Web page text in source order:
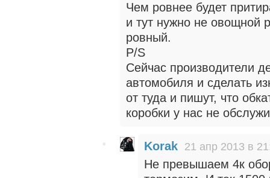
Чем ровнее будет
и тут нужно не овощной
ровный.
P/S
Сейчас производители
автомобиля и сделать
от туда и пишут, что
коробки у нас не
Korak 21 апр 2013 в
Не превышаем 4к